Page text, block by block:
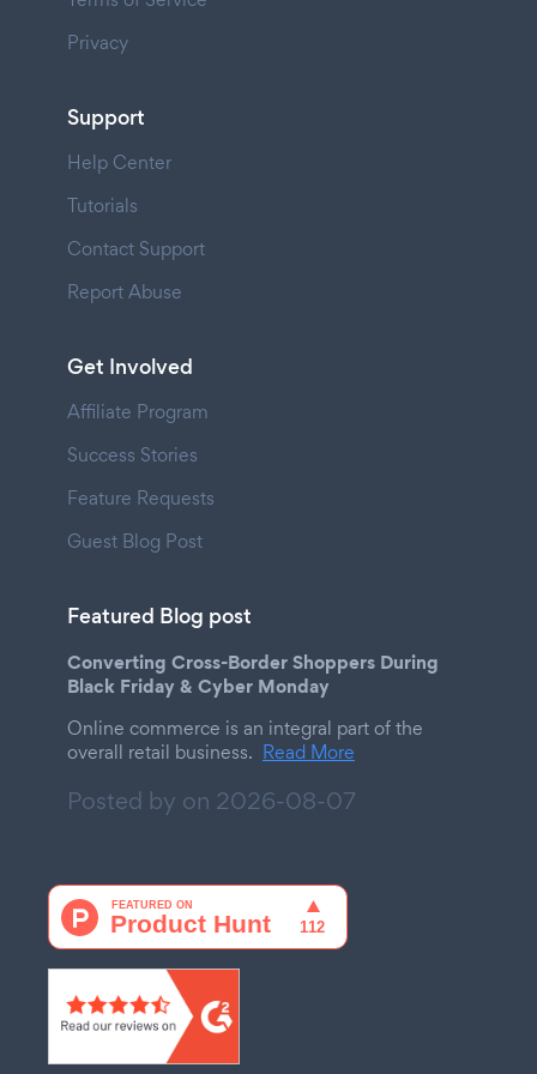
Privacy
Support
Help Center
Tutorials
Contact Support
Report Abuse
Get Involved
Affiliate Program
Success Stories
Feature Requests
Guest Blog Post
Featured Blog post
Converting Cross-Border Shoppers During
Black Friday & Cyber Monday
Online commerce is an integral part of the
overall retail business. Read More
Posted by on 2026-08-07